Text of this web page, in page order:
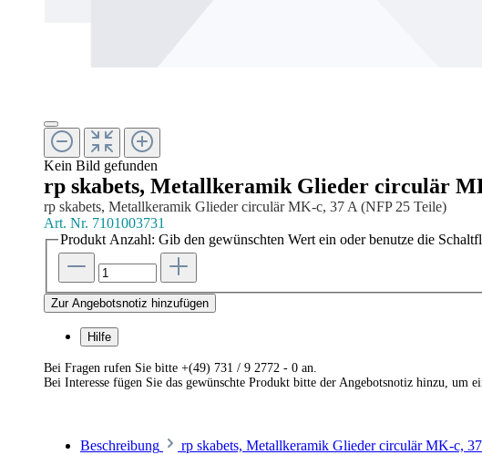
Kein Bild gefunden
rp skabets, Metallkeramik Glieder circulär
rp skabets, Metallkeramik Glieder circulär MK-c, 37 A (NFP 25 Teile)
Art. Nr. 7101003731
Produkt Anzahl: Gib den gewünschten Wert ein oder benutze die
Zur Angebotsnotiz hinzufügen
Hilfe
Bei Fragen rufen Sie bitte +(49) 731 / 9 2772 - 0 an.
Bei Interesse fügen Sie das gewünschte Produkt bitte der Angebotsnotiz hinzu, um
Beschreibung
rp skabets, Metallkeramik Glieder circulär MK-c,